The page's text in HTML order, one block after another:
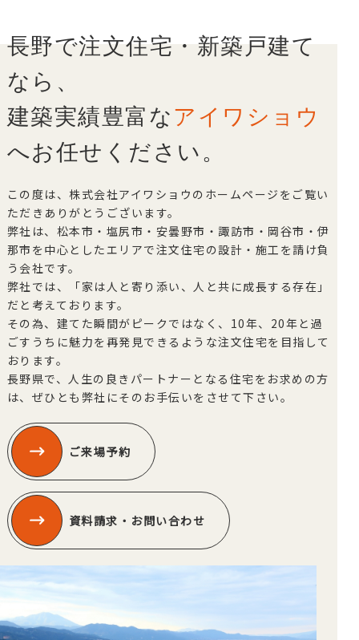
長野で注文住宅・新築戸建て
なら、
建築実績豊富なアイワショウ
へお任せください。
この度は、株式会社アイワショウのホームページをご覧い
ただきありがとうございます。
弊社は、松本市・塩尻市・安曇野市・諏訪市・岡谷市・伊
那市を中心としたエリアで注文住宅の設計・施工を請け負
う会社です。
弊社では、「家は人と寄り添い、人と共に成長する存在」
だと考えております。
その為、建てた瞬間がピークではなく、10年、20年と過
ごすうちに魅力を再発見できるような注文住宅を目指して
おります。
長野県で、人生の良きパートナーとなる住宅をお求めの方
は、ぜひとも弊社にそのお手伝いをさせて下さい。
ご来場予約
資料請求・お問い合わせ